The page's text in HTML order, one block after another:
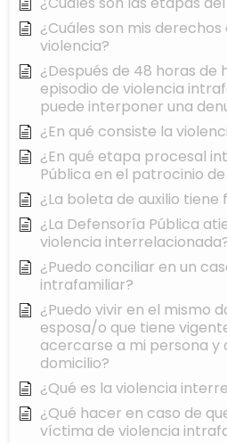
¿Cuáles son mis
violencia?
¿Después de 48 horas de
episodio de violencia
puede interponer una
¿En qué consiste la
¿En qué etapa procesal
Pública en el patrocinio
¿La boleta de auxilio
¿La Defensoría Pública
violencia
¿Puedo conciliar en un
intrafamiliar?
¿Puedo vivir en el mismo
esposa/o que tiene
acercarse a mi persona y
domicilio?
¿Qué es la violencia
¿Qué hacer en caso de
víctima de violencia